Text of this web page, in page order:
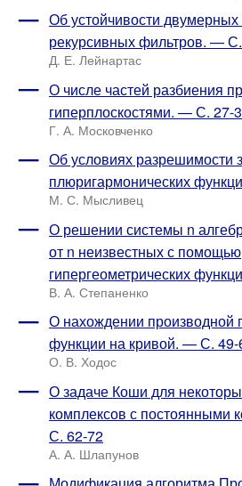
Об устойчивости
рекурсивных фильтров. —
Д. Е. Лейнартас
О числе частей разбиения
гиперплоскостями. — С. 27-
Г. А. Московченко
Об условиях разрешимости
плюригармонических
М. С. Мысливец
О решении системы n
от n неизвестных с помощью
гипергеометрических
В. А. Степаненко
О нахождении производной
функции на кривой. — С. 49-
О. В. Ходос
О задаче Коши для
комплексов с
С. 62-72
А. А. Шлапунов